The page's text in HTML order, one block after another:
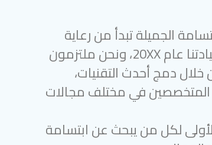
الجميلة تبدأ من رعاية
أسنان متميزة. منذ تأسيس عيادتنا عام 20XX، ونحن ملتزمون
خلال دمج أحدث التقنيات،
المتخصصين في مختلف مجالات
لكل من يبحث عن ابتسامة